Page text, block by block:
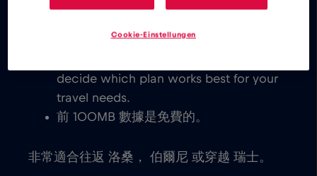
for 瑞士, with instant activation on
decide which plan works best for your
travel needs.
前 100MB 數據是免費的。
非常適合往返 洛桑， 伯爾尼 或穿越 瑞士。
Cookie-Einstellungen